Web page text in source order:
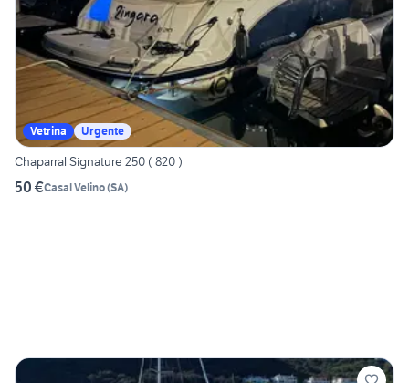
Vetrina Urgente
Chaparral Signature 250 ( 820 )
50 €Casal Velino(SA)